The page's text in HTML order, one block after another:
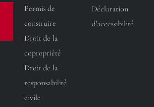
Permis de
construire
Droit de la
copropriété
Droit de la
responsabilité
civile
Déclaration
d’accessibilité